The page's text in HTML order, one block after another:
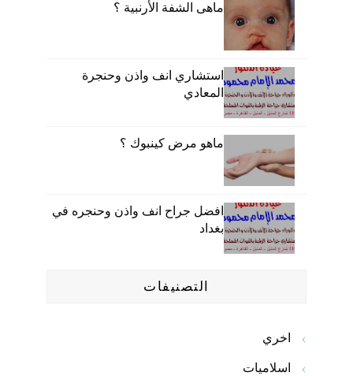
ماهى الشفة الأرنبية ؟
استشاري انف واذن وحنجرة
المعادي
ماهو مرض كينبوك ؟
افضل جراح انف واذن وحنجره في
بغداد
التصنيفات
اخري
اسلاميات